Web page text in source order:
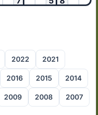
2022 2021
2016 2015 2014
2009 2008 2007